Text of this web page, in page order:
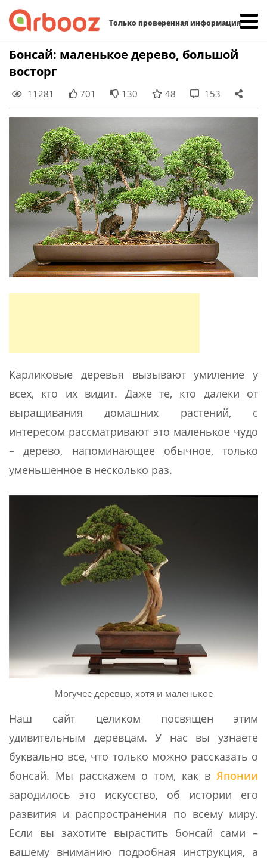
Только проверенная информация
Skip
Бонсай: маленькое дерево, большой
восторг
11281 701 130 48 153
Карликовые деревья вызывают умиление у
всех, кто их видит. Даже те, кто далеки от
выращивания домашних растений, с
интересом рассматривают это маленькое чудо
– дерево, напоминающее обычное, только
уменьшенное в несколько раз.
Могучее деревцо, хотя и маленькое
Наш сайт целиком посвящен этим
удивительным деревцам. У нас вы узнаете
буквально все, что только можно рассказать о
бонсай. Мы расскажем о том, как в Японии
зародилось это искусство, об истории его
развития и распространения по всему миру.
Если вы захотите вырастить бонсай сами –
вашему вниманию подробная инструкция, а
Найти: